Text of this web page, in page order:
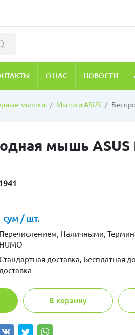
О НАС НОВОСТИ
мышки Мышки ASUS
мышь ASUS
сум / шт.
Перечислением, Наличными,
HUMO
доставка, Бесплатная
доставка
В корзину